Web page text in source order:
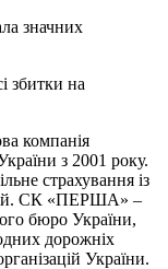
значних
збитки на
компанія
з 2001 року.
страхування із
СК «ПЕРША» –
бюро України,
дорожніх
України.